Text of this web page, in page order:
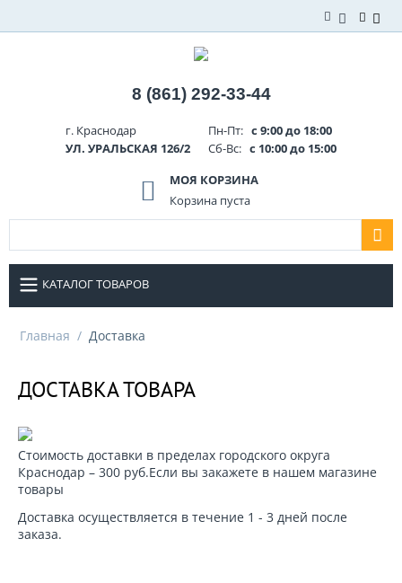
8 (861) 292-33-44
г. Краснодар
УЛ. УРАЛЬСКАЯ 126/2
Пн-Пт: с 9:00 до 18:00
Сб-Вс: с 10:00 до 15:00
МОЯ КОРЗИНА
Корзина пуста
КАТАЛОГ ТОВАРОВ
Главная / Доставка
ДОСТАВКА ТОВАРА
Стоимость доставки в пределах городского округа
Краснодар – 300 руб.Если вы закажете в нашем магазине
товары
Доставка осуществляется в течение 1 - 3 дней после
заказа.